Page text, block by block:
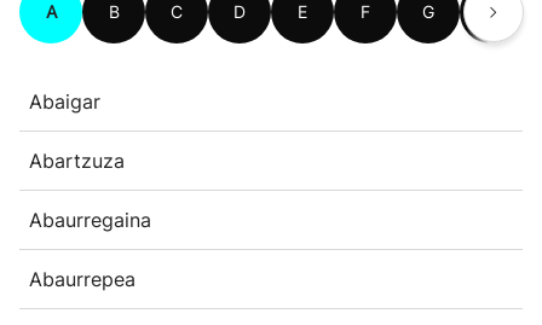
A B C D E F G H
Abaigar
Abartzuza
Abaurregaina
Abaurrepea